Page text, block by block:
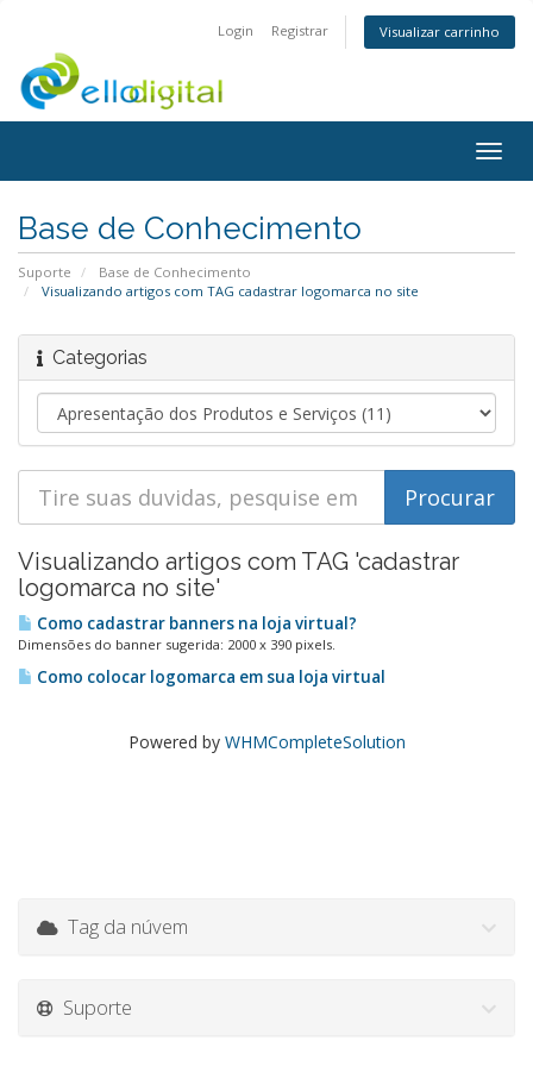
Login Registrar Visualizar carrinho
Base de Conhecimento
Suporte
Base de Conhecimento
Visualizando artigos com TAG cadastrar logomarca no site
Categorias
Visualizando artigos com TAG 'cadastrar
logomarca no site'
Como cadastrar banners na loja virtual?
Dimensões do banner sugerida: 2000 x 390 pixels.
Como colocar logomarca em sua loja virtual
Powered by WHMCompleteSolution
Tag da núvem
Suporte